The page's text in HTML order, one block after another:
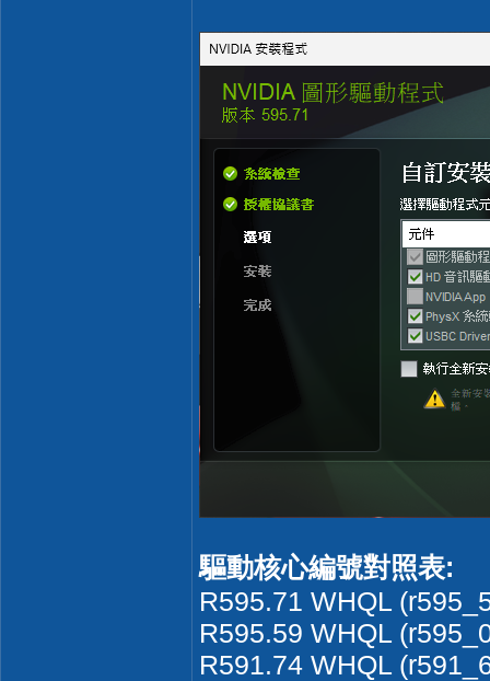
驅動核心編號對照表:
R595.71 WHQL
R595.59 WHQL
R591.74 WHQL